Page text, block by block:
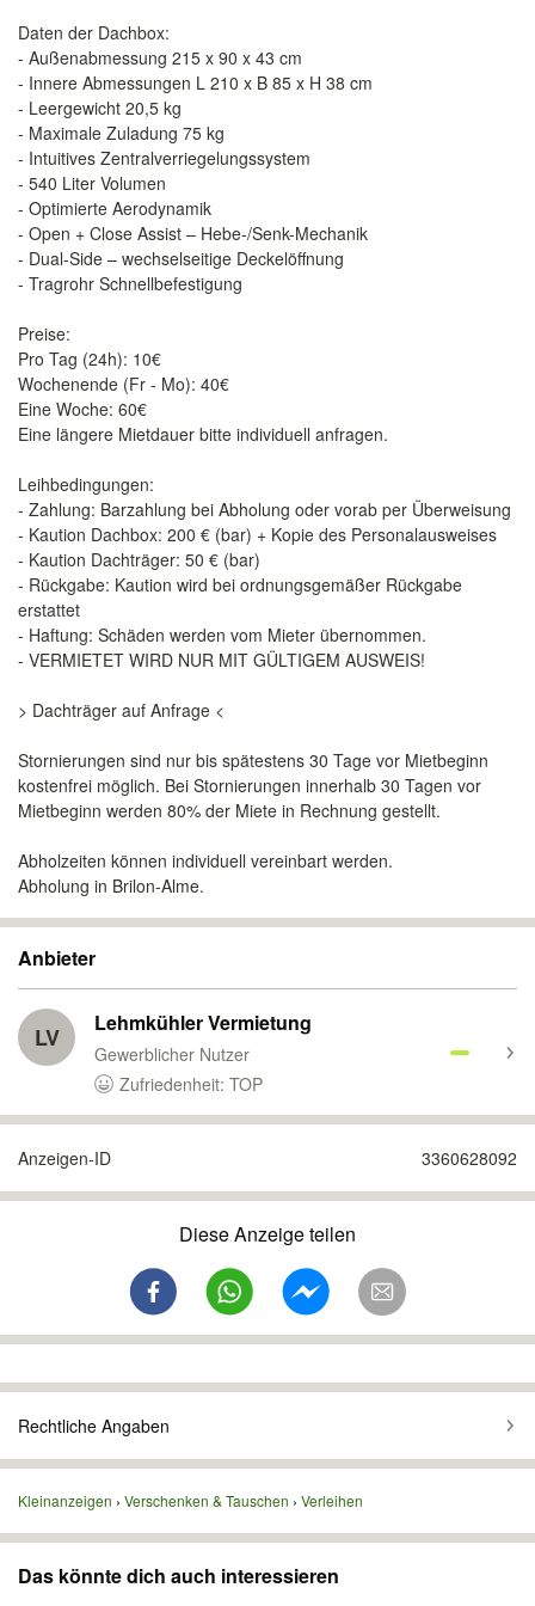
Daten der Dachbox:
- Außenabmessung 215 x 90 x 43 cm
- Innere Abmessungen L 210 x B 85 x H 38 cm
- Leergewicht 20,5 kg
- Maximale Zuladung 75 kg
- Intuitives Zentralverriegelungssystem
- 540 Liter Volumen
- Optimierte Aerodynamik
- Open + Close Assist – Hebe-/Senk-Mechanik
- Dual-Side – wechselseitige Deckelöffnung
- Tragrohr Schnellbefestigung
Preise:
Pro Tag (24h): 10€
Wochenende (Fr - Mo): 40€
Eine Woche: 60€
Eine längere Mietdauer bitte individuell anfragen.
Leihbedingungen:
- Zahlung: Barzahlung bei Abholung oder vorab per Überweisung
- Kaution Dachbox: 200 € (bar) + Kopie des Personalausweises
- Kaution Dachträger: 50 € (bar)
- Rückgabe: Kaution wird bei ordnungsgemäßer Rückgabe
erstattet
- Haftung: Schäden werden vom Mieter übernommen.
- VERMIETET WIRD NUR MIT GÜLTIGEM AUSWEIS!
> Dachträger auf Anfrage <
Stornierungen sind nur bis spätestens 30 Tage vor Mietbeginn
kostenfrei möglich. Bei Stornierungen innerhalb 30 Tagen vor
Mietbeginn werden 80% der Miete in Rechnung gestellt.
Abholzeiten können individuell vereinbart werden.
Abholung in Brilon-Alme.
Anbieter
LV Lehmkühler Vermietung
Gewerblicher Nutzer
Zufriedenheit: TOP
Anzeigen-ID 3360628092
Diese Anzeige teilen
Rechtliche Angaben
Kleinanzeigen Verschenken & Tauschen Verleihen
Das könnte dich auch interessieren